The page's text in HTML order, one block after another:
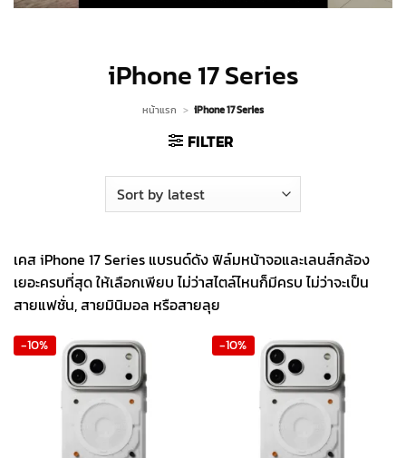
iPhone 17 Series
หน้าแรก > iPhone 17 Series
FILTER
เคส iPhone 17 Series แบรนด์ดัง ฟิล์มหน้าจอและเลนส์กล้อง
เยอะครบที่สุด ให้เลือกเพียบ ไม่ว่าสไตล์ไหนก็มีครบ ไม่ว่าจะเป็น
สายแฟชั่น, สายมินิมอล หรือสายลุย
-10% -10%